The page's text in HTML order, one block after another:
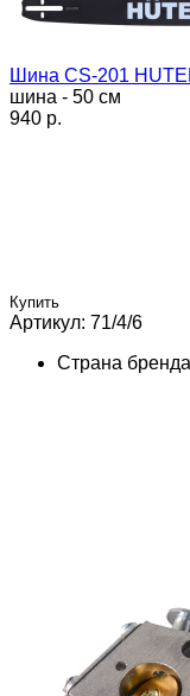
Шина CS-201
шина - 50 см
940 p.
Купить
Артикул: 71/4/6
Страна бренда